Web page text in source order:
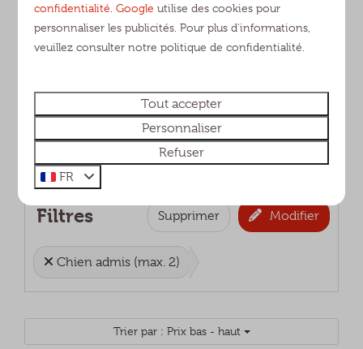
Rechercher Modifier
Tous les types
Sélectionner une période
Sélectionner un groupe de clients
Filtres Supprimer Modifier
Chien admis (max. 2)
Trier par : Prix bas - haut
confidentialité .Google utilise des cookies pour
personnaliser les publicités. Pour plus d'informations,
veuillez consulter notre politique de confidentialité.
Tout accepter
Personnaliser
Refuser
FR